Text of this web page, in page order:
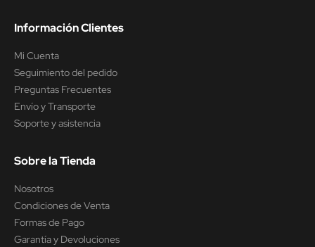
Información Clientes
Mi Cuenta
Seguimiento del pedido
Preguntas Frecuentes
Envío y Transporte
Soporte y asistencia
Sobre la Tienda
Nosotros
Condiciones de Venta
Formas de Pago
Garantía y Devoluciones